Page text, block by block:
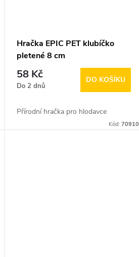
Hračka EPIC PET klubíčko
pletené 8 cm
58 Kč
Do 2 dnů
DO KOŠÍKU
Přírodní hračka pro hlodavce
Kód: 70910